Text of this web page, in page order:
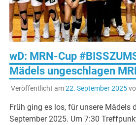
wD: MRN-Cup
Mädels ungeschlagen
Veröffentlicht am22. September 2025
Früh ging es los, für unsere Mädels
September 2025. Um 7:30